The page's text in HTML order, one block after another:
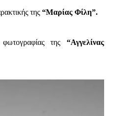
της “Μαρίας Φίλη”.
της “Αγγελίνας